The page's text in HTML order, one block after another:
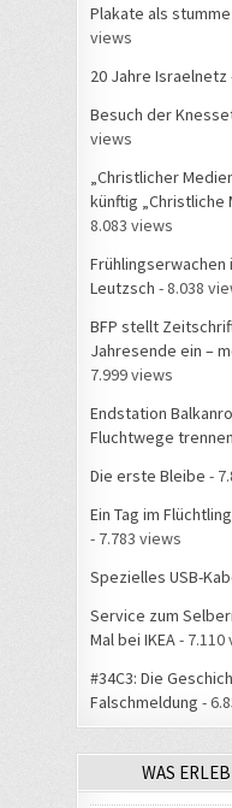
Plakate als
views
20 Jahre Israelnetz
Besuch der
views
„Christlicher
künftig
8.083 views
Leutzsch - 8.038
BFP stellt
Jahresende ein –
7.999 views
Endstation
Fluchtwege trennen
Die erste Bleibe -
Ein Tag im
- 7.783 views
Spezielles USB-
Service zum
Mal bei IKEA - 7.110
#34C3: Die
Falschmeldung -
WAS